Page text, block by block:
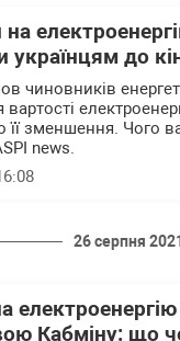
на
українцям до
чиновників
її зменшення. Чого
news.
26 серпня 2021
Кабміну: що